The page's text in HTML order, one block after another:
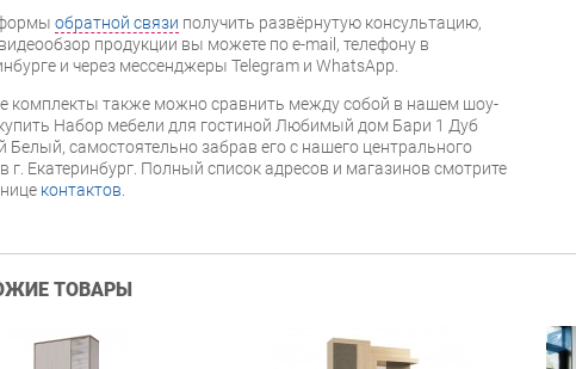
обратной связи получить развёрнутую консультацию,
продукции вы можете по e-mail, телефону в
и через мессенджеры Telegram и WhatsApp.
комплекты также можно сравнить между собой в нашем шоу-
Набор мебели для гостиной Любимый дом Бари 1 Дуб
Белый, самостоятельно забрав его с нашего центрального
г. Екатеринбург. Полный список адресов и магазинов смотрите
контактов.
ТОВАРЫ